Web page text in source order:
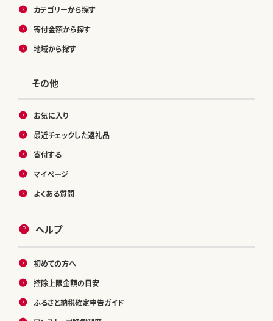
カテゴリーから探す
寄付金額から探す
地域から探す
その他
お気に入り
最近チェックした返礼品
寄付する
マイページ
よくある質問
ヘルプ
初めての方へ
控除上限金額の目安
ふるさと納税確定申告ガイド